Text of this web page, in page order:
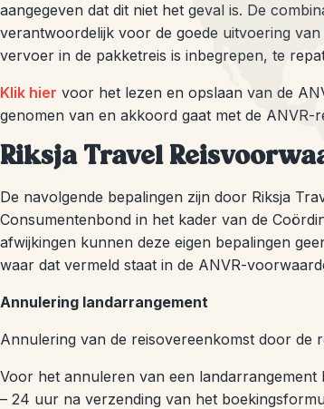
aangegeven dat dit niet het geval is. De
verantwoordelijk voor de goede uitvoering
vervoer in de pakketreis is inbegrepen, te
Klik hier voor het lezen en opslaan van de
genomen van en akkoord gaat met de
Riksja Travel
De navolgende bepalingen zijn door Riksja
Consumentenbond in het kader van de
afwijkingen kunnen deze eigen bepalingen
waar dat vermeld staat in de ANVR-
Annulering landarrangement
Annulering van de reisovereenkomst door de
Voor het annuleren van een
– 24 uur na verzending van het